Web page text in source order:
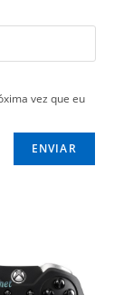
vez que eu